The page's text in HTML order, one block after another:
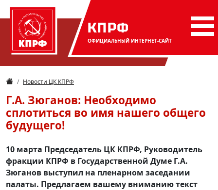
КПРФ
ОФИЦИАЛЬНЫЙ ИНТЕРНЕТ-САЙТ
Новости ЦК КПРФ
Г.А. Зюганов: Необходимо
сплотиться во имя нашего общего
будущего!
10 марта Председатель ЦК КПРФ, Руководитель
фракции КПРФ в Государственной Думе Г.А.
Зюганов выступил на пленарном заседании
палаты. Предлагаем вашему вниманию текст